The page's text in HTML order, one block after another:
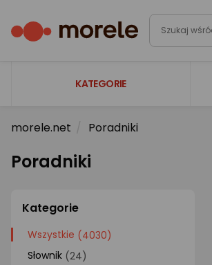
KATEGORIE
Laptopy
Komputery
Gaming
Smartfony i smartwatche
Telewizory i audio
morele.net Poradniki
Poradniki
Kategorie
Wszystkie (4030)
Słownik (24)